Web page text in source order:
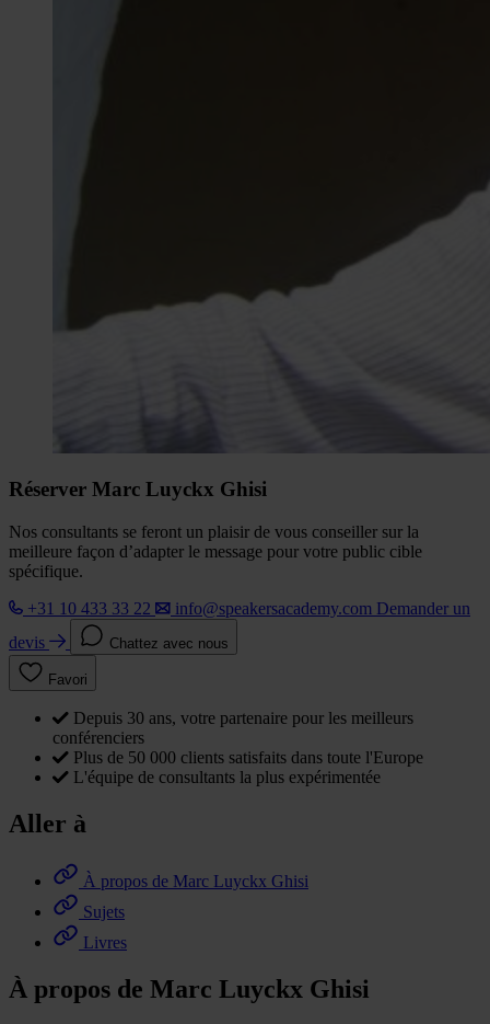
Réserver Marc Luyckx Ghisi
Nos consultants se feront un plaisir de vous conseiller sur la
meilleure façon d’adapter le message pour votre public cible
spécifique.
+31 10 433 33 22
info@speakersacademy.com Demander un
devis
Chattez avec nous
Favori
Depuis 30 ans, votre partenaire pour les meilleurs
conférenciers
Plus de 50 000 clients satisfaits dans toute l'Europe
L'équipe de consultants la plus expérimentée
Aller à
À propos de Marc Luyckx Ghisi
Sujets
Livres
À propos de Marc Luyckx Ghisi